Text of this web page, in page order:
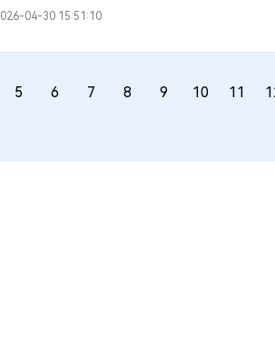
04-30 15:51:10
5 6 7 8 9 10 11